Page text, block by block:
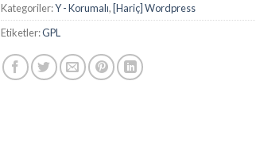
Kategoriler:Y - Korumalı,[Hariç] Wordpress
Etiketler:GPL